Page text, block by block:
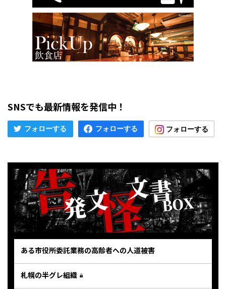
SNSでも最新情報を発信中！
ある市役所委託業務の高齢者への人道被害
札幌の半グレ組織